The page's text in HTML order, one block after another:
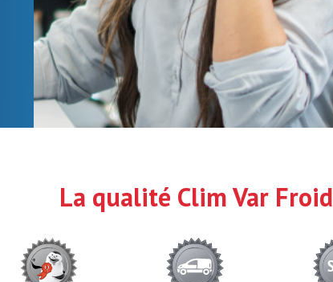
La qualité Clim Var Froid